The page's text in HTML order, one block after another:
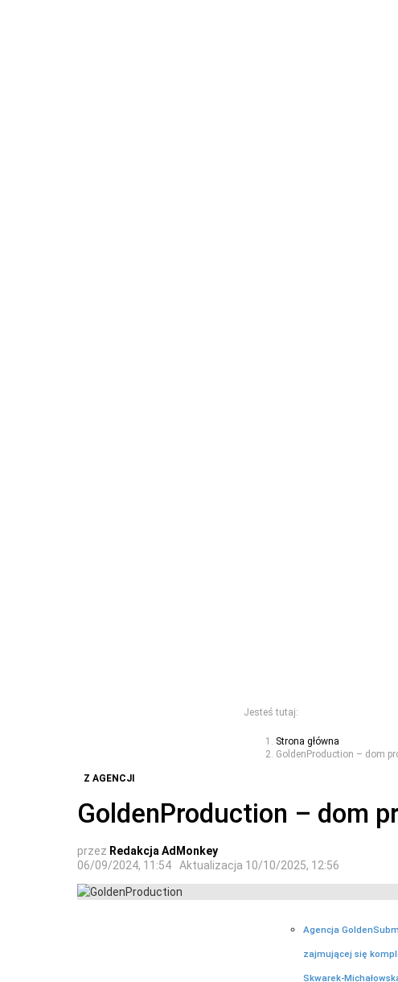
Jesteś tutaj:
Strona główna
GoldenProduction – dom
Z AGENCJI
GoldenProduction – dom
przez Redakcja AdMonkey
06/09/2024, 11:54
Aktualizacja 10/10/2025, 12:56
Agencja
zajmującej się
Skwarek-